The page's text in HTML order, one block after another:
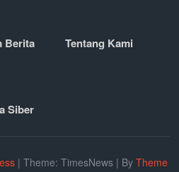
Berita Tentang Kami
Siber
| Theme: TimesNews | By Theme